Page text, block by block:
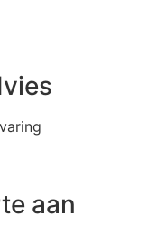
aan